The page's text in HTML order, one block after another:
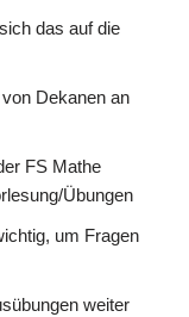
das auf die
Dekanen an
FS Mathe
Übungen
um Fragen
weiter